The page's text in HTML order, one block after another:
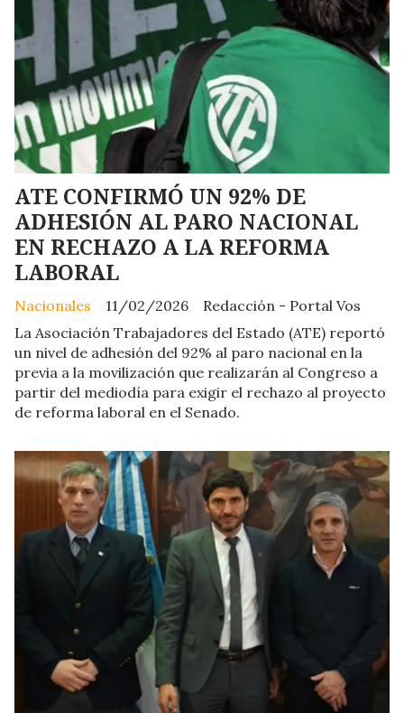
ATE CONFIRMÓ UN 92% DE
ADHESIÓN AL PARO NACIONAL
EN RECHAZO A LA REFORMA
LABORAL
Redacción - Portal Vos
Nacionales
11/02/2026
La Asociación Trabajadores del Estado (ATE) reportó
un nivel de adhesión del 92% al paro nacional en la
previa a la movilización que realizarán al Congreso a
partir del mediodía para exigir el rechazo al proyecto
de reforma laboral en el Senado.